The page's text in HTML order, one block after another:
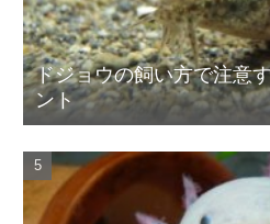
ドジョウの飼い方で注意
ント